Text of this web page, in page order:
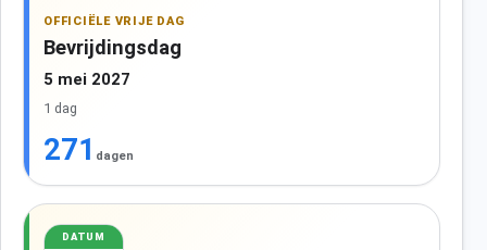
OFFICIËLE VRIJE DAG
Bevrijdingsdag
5 mei 2027
1 dag
271 dagen
DATUM